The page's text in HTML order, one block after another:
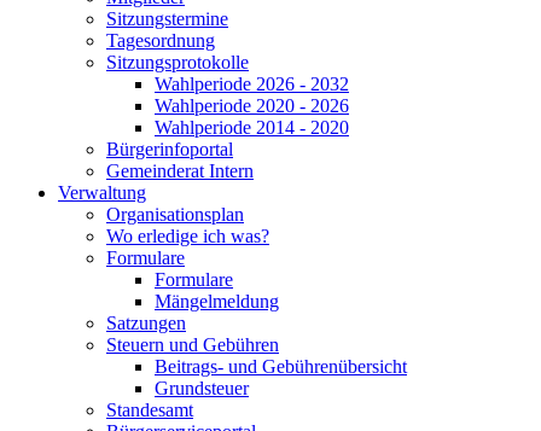
Sitzungstermine
Tagesordnung
Sitzungsprotokolle
Wahlperiode 2026 - 2032
Wahlperiode 2020 - 2026
Wahlperiode 2014 - 2020
Bürgerinfoportal
Gemeinderat Intern
Verwaltung
Organisationsplan
Wo erledige ich was?
Formulare
Formulare
Mängelmeldung
Satzungen
Steuern und Gebühren
Beitrags- und Gebührenübersicht
Grundsteuer
Standesamt